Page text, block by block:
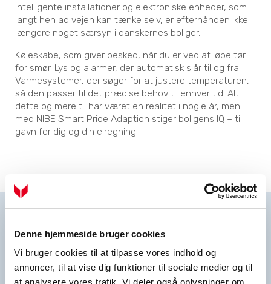
Denne hjemmeside bruger cookies
Vi bruger cookies til at tilpasse vores indhold og
annoncer, til at vise dig funktioner til sociale medier og til
at analysere vores trafik. Vi deler også oplysninger om
Intelligente installationer og elektroniske enheder, som
langt hen ad vejen kan tænke selv, er efterhånden ikke
længere noget særsyn i danskernes boliger.
Køleskabe, som giver besked, når du er ved at løbe tør
for smør. Lys og alarmer, der automatisk slår til og fra.
Varmesystemer, der søger for at justere temperaturen,
så den passer til det præcise behov til enhver tid. Alt
dette og mere til har været en realitet i nogle år, men
med NIBE Smart Price Adaption stiger boligens IQ – til
gavn for dig og din elregning.
Flyt energiproduktionen væk
fra